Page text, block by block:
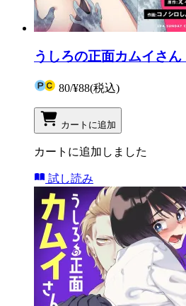
うしろの正面カムイさん
80/¥88(税込)
カートに追加
カートに追加しました
試し読み